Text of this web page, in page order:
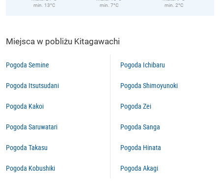
min. 13°C
min. 7°C
min. 2°C
Miejsca w pobliżu Kitagawachi
Pogoda Semine
Pogoda Itsutsudani
Pogoda Kakoi
Pogoda Saruwatari
Pogoda Takasu
Pogoda Kobushiki
Pogoda Ichibaru
Pogoda Shimoyunoki
Pogoda Zei
Pogoda Sanga
Pogoda Hinata
Pogoda Akagi